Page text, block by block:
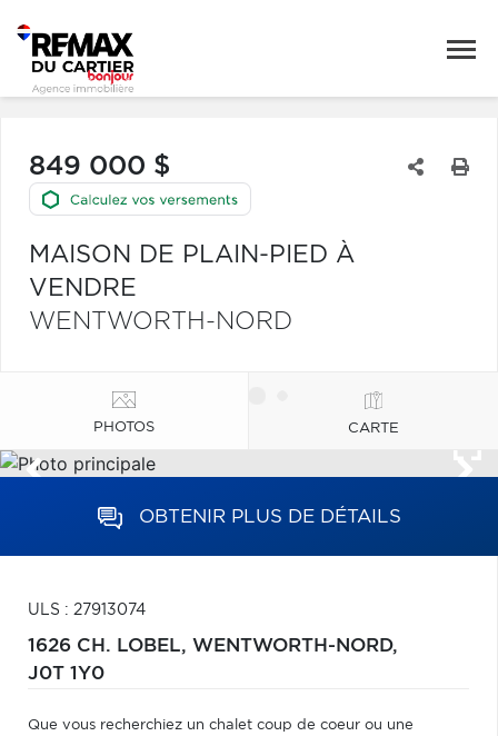
849 000 $
MAISON DE PLAIN-PIED À
VENDRE
WENTWORTH-NORD
PHOTOS CARTE
OBTENIR PLUS DE DÉTAILS
ULS : 27913074
1626 CH. LOBEL, WENTWORTH-NORD,
J0T 1Y0
Que vous recherchiez un chalet coup de coeur ou une